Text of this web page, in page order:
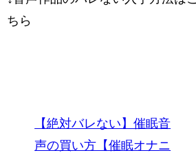
ちら
【絶対バレない】催眠音
声の買い方【催眠オナニ